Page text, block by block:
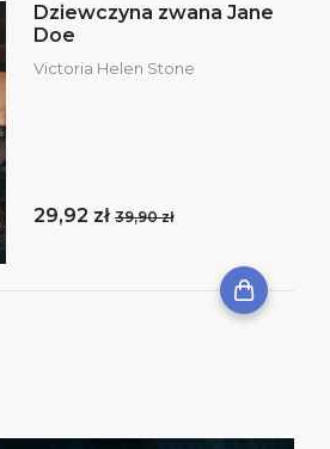
Dziewczyna zwana Jane
Doe
Victoria Helen Stone
29,92 zł 39,90 zł